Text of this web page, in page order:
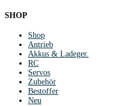
SHOP
Shop
Antrieb
Akkus & Ladeger.
RC
Servos
Zubehör
Bestoffer
Neu